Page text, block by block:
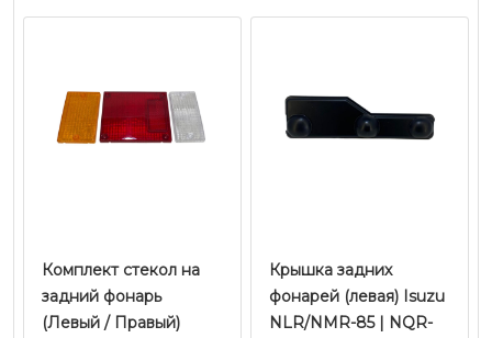
Комплект стекол на
задний фонарь
(Левый / Правый)
Крышка задних
фонарей (левая) Isuzu
NLR/NMR-85 | NQR-